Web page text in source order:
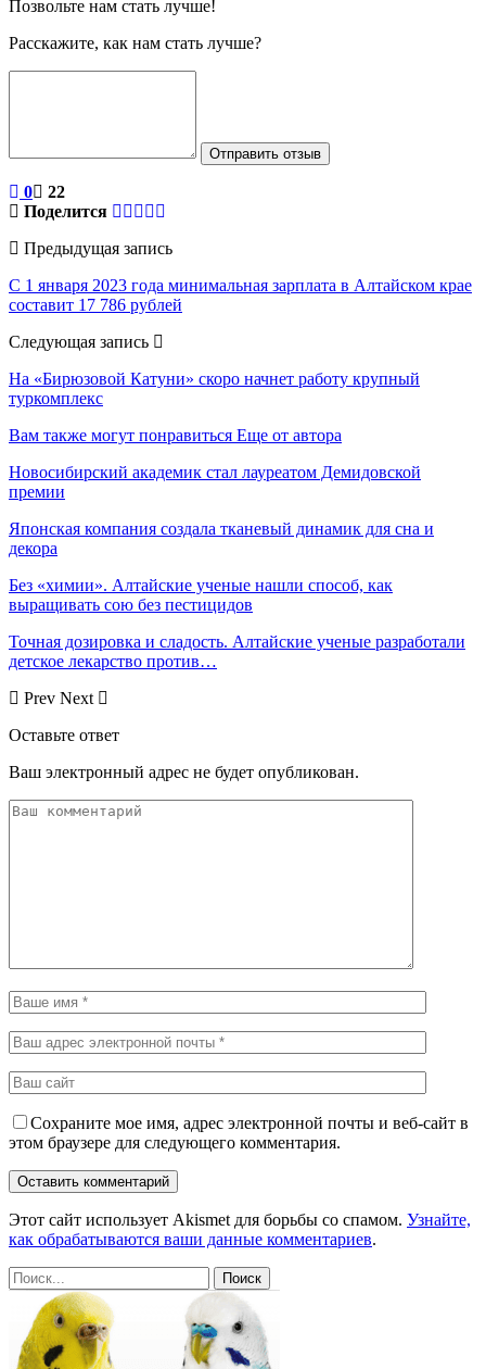
Позвольте нам стать лучше!
Расскажите, как нам стать лучше?
Отправить отзыв
0
22
Поделится
Предыдущая запись
С 1 января 2023 года минимальная зарплата в Алтайском крае
составит 17 786 рублей
Следующая запись
На «Бирюзовой Катуни» скоро начнет работу крупный
туркомплекс
Вам также могут понравиться Еще от автора
Новосибирский академик стал лауреатом Демидовской
премии
Японская компания создала тканевый динамик для сна и
декора
Без «химии». Алтайские ученые нашли способ, как
выращивать сою без пестицидов
Точная дозировка и сладость. Алтайские ученые разработали
детское лекарство против…
Prev Next
Оставьте ответ
Ваш электронный адрес не будет опубликован.
Сохраните мое имя, адрес электронной почты и веб-сайт в
этом браузере для следующего комментария.
Этот сайт использует Akismet для борьбы со спамом. Узнайте,
как обрабатываются ваши данные комментариев.